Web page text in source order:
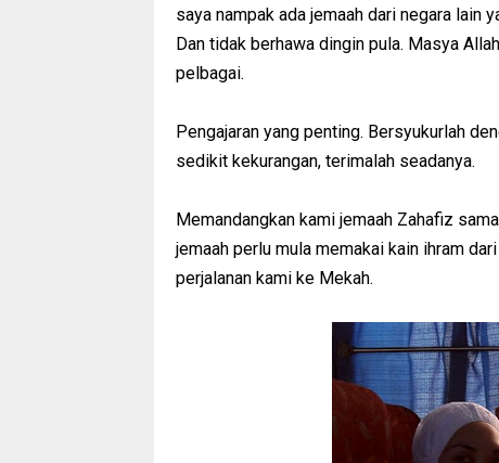
saya nampak ada jemaah dari negara lain
Dan tidak berhawa dingin pula. Masya
pelbagai.
Pengajaran yang penting. Bersyukurlah
sedikit kekurangan, terimalah seadanya.
Memandangkan kami jemaah Zahafiz
jemaah perlu mula memakai kain ihram
perjalanan kami ke Mekah.